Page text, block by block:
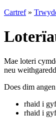
Cartref»
Mae loteri
neu
Does dim
rhaid i
rhaid i